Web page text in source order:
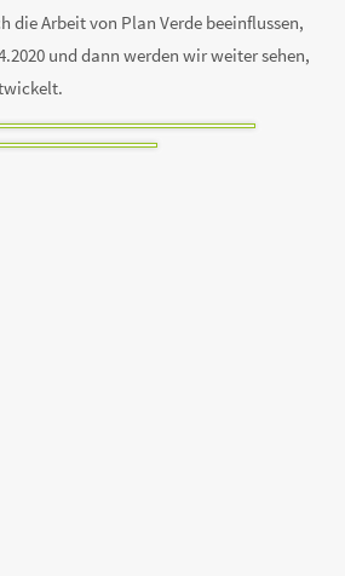
die Arbeit von Plan Verde beeinflussen,
und dann werden wir weiter sehen,